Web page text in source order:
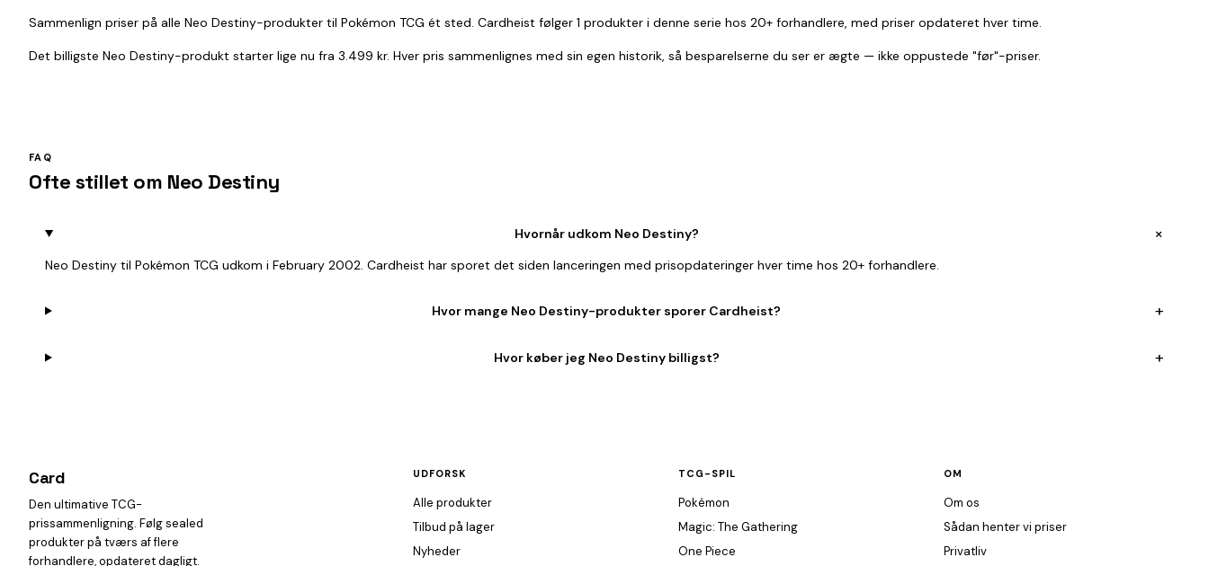
Sammenlign priser på alle Neo Destiny-produkter til Pokémon TCG ét sted. Cardheist følger 1 produkter i denne serie hos 20+ forhandlere, med priser opdateret hver time.
Det billigste Neo Destiny-produkt starter lige nu fra 3.499 kr. Hver pris sammenlignes med sin egen historik, så besparelserne du ser er ægte — ikke oppustede "før"-priser.
FAQ
Ofte stillet om Neo Destiny
Hvornår udkom Neo Destiny? +
Neo Destiny til Pokémon TCG udkom i February 2002. Cardheist har sporet det siden lanceringen med prisopdateringer hver time hos 20+ forhandlere.
Hvor mange Neo Destiny-produkter sporer Cardheist? +
Hvor køber jeg Neo Destiny billigst? +
Card
Den ultimative TCG-
prissammenligning. Følg sealed
produkter på tværs af flere
forhandlere, opdateret dagligt.
UDFORSK
Alle produkter
Tilbud på lager
Nyheder
TCG-SPIL
Pokémon
Magic: The Gathering
One Piece
OM
Om os
Sådan henter vi priser
Privatliv